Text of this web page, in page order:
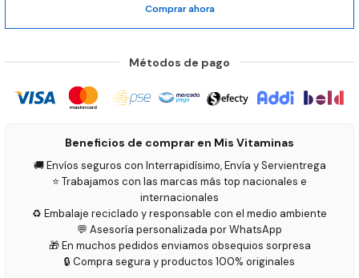
Comprar ahora
Métodos de pago
Beneficios de comprar en Mis Vitaminas
🚚 Envíos seguros con Interrapidísimo, Envía y Servientrega
⭐ Trabajamos con las marcas más top nacionales e
internacionales
♻️ Embalaje reciclado y responsable con el medio ambiente
💬 Asesoría personalizada por WhatsApp
🎁 En muchos pedidos enviamos obsequios sorpresa
🔒 Compra segura y productos 100% originales